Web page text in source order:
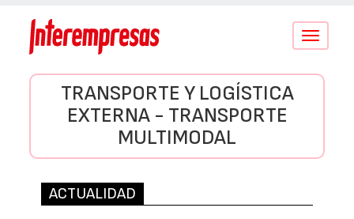
Conmutar
TRANSPORTE Y LOGÍSTICA
EXTERNA - TRANSPORTE
MULTIMODAL
ACTUALIDAD